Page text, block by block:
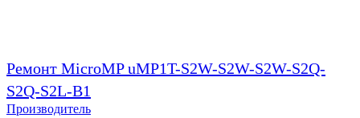
Ремонт MicroMP uMP1T-S2W-S2W-S2W-S2Q-
S2Q-S2L-B1
Производитель